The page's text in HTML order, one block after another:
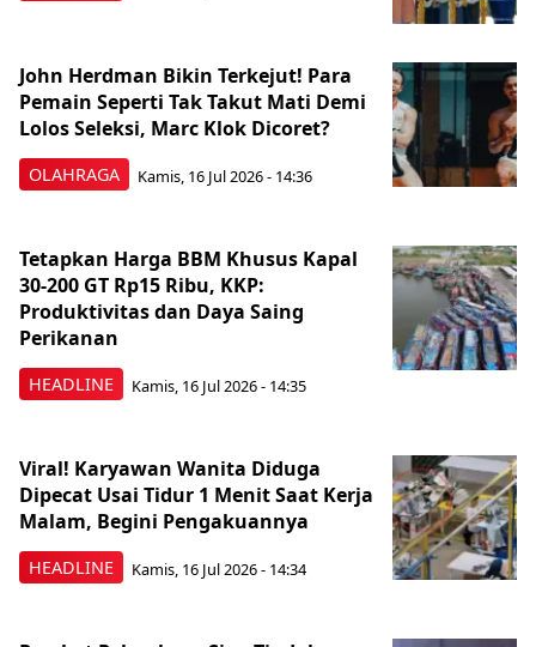
OLAHRAGA
John Herdman Bikin Terkejut! Para
Pemain Seperti Tak Takut Mati Demi
Lolos Seleksi, Marc Klok Dicoret?
Kamis, 16 Jul 2026 - 14:36
HEADLINE
Tetapkan Harga BBM Khusus Kapal
30-200 GT Rp15 Ribu, KKP:
Produktivitas dan Daya Saing
Perikanan
Kamis, 16 Jul 2026 - 14:35
HEADLINE
Viral! Karyawan Wanita Diduga
Dipecat Usai Tidur 1 Menit Saat Kerja
Malam, Begini Pengakuannya
Kamis, 16 Jul 2026 - 14:34